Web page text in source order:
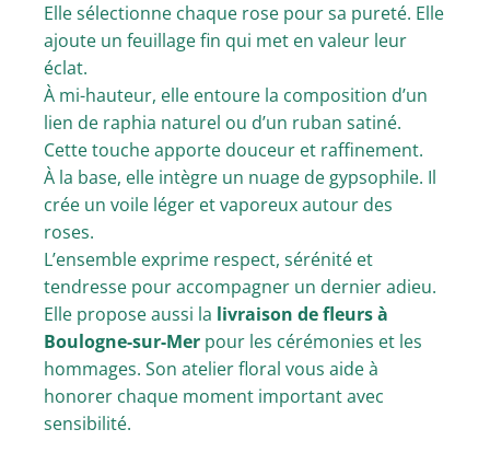
Elle sélectionne chaque rose pour sa pureté. Elle
ajoute un feuillage fin qui met en valeur leur
éclat.
À mi-hauteur, elle entoure la composition d’un
lien de raphia naturel ou d’un ruban satiné.
Cette touche apporte douceur et raffinement.
À la base, elle intègre un nuage de gypsophile. Il
crée un voile léger et vaporeux autour des
roses.
L’ensemble exprime respect, sérénité et
tendresse pour accompagner un dernier adieu.
Elle propose aussi la livraison de fleurs à
Boulogne-sur-Mer pour les cérémonies et les
hommages. Son atelier floral vous aide à
honorer chaque moment important avec
sensibilité.